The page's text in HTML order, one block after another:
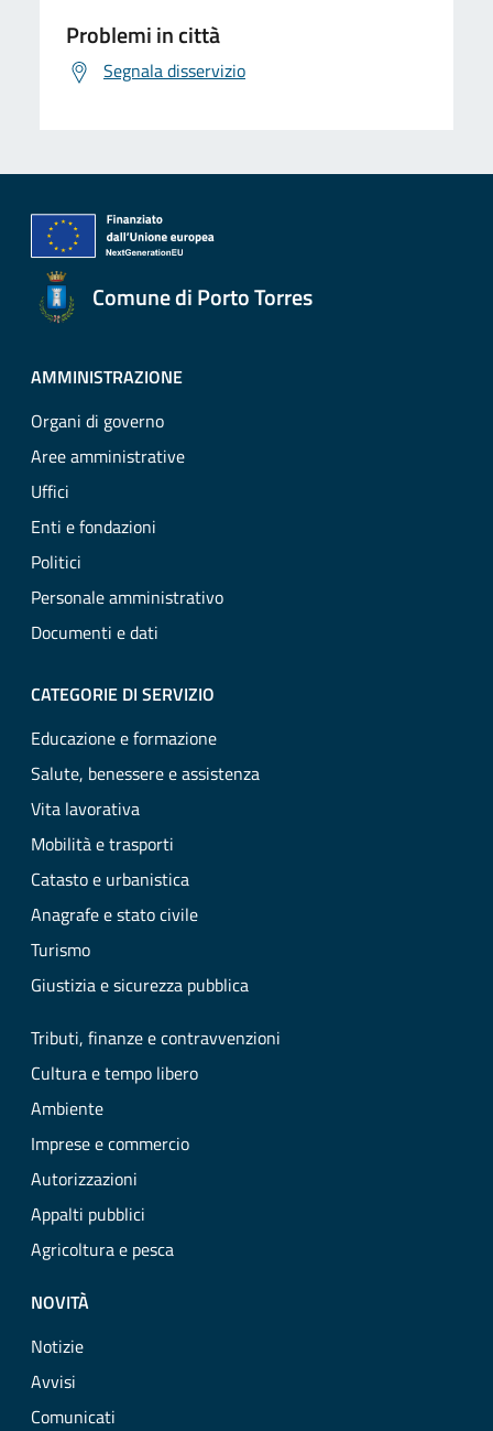
Problemi in città
Segnala disservizio
Comune di Porto Torres
AMMINISTRAZIONE
Organi di governo
Aree amministrative
Uffici
Enti e fondazioni
Politici
Personale amministrativo
Documenti e dati
CATEGORIE DI SERVIZIO
Educazione e formazione
Salute, benessere e assistenza
Vita lavorativa
Mobilità e trasporti
Catasto e urbanistica
Anagrafe e stato civile
Turismo
Giustizia e sicurezza pubblica
Tributi, finanze e contravvenzioni
Cultura e tempo libero
Ambiente
Imprese e commercio
Autorizzazioni
Appalti pubblici
Agricoltura e pesca
NOVITÀ
Notizie
Avvisi
Comunicati